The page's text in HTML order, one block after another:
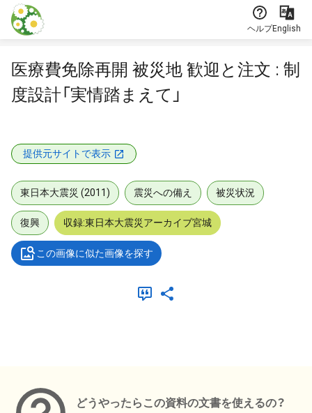
本文に飛ぶ
ヘルプEnglish
医療費免除再開 被災地 歓迎と注文 : 制
度設計「実情踏まえて」
提供元サイトで表示
東日本大震災 (2011) 震災への備え 被災状況
復興 収録:東日本大震災アーカイブ宮城
この画像に似た画像を探す
どうやったらこの資料の文書を使えるの？